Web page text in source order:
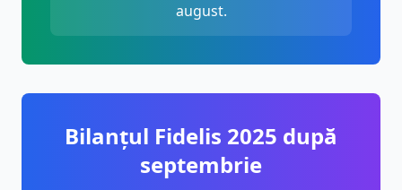
august.
Bilanțul Fidelis 2025 după
septembrie